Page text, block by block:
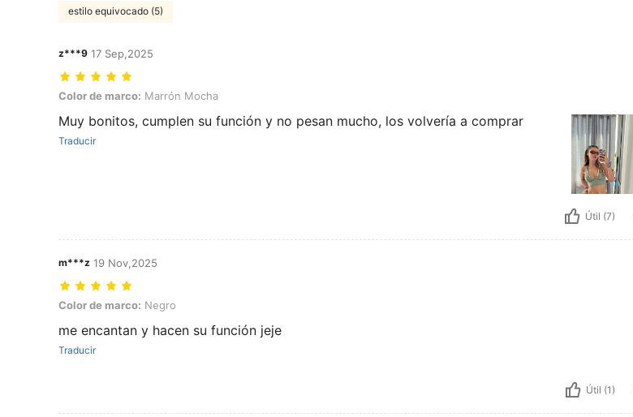
estilo equivocado (5)
z***9 17 Sep,2025
Color de marco: Marrón Mocha
Color de marco: Marrón Mocha
Muy bonitos, cumplen su función y no pesan mucho, los volvería a comprar
Traducir
Útil (7)
m***z 19 Nov,2025
Color de marco: Negro
Color de marco: Negro
me encantan y hacen su función jeje
Traducir
Útil (1)